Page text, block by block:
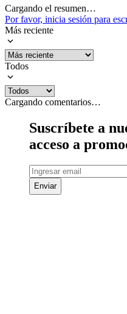
Cargando el resumen…
Por favor, inicia sesión para
Más reciente
Todos
Cargando comentarios…
Suscríbete a
acceso a
Enviar